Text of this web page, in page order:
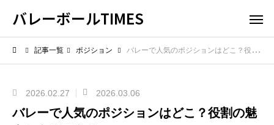
バレーボールTIMES
記事一覧 ポジション バレーで人気のポジションはどこ？役割の魅力と向き不向き
2026.02.27 2026.03.06
バレーで人気のポジションはどこ？役割の魅